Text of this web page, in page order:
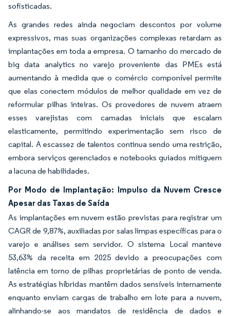
sofisticadas.
As grandes redes ainda negociam descontos por volume
expressivos, mas suas organizações complexas retardam as
implantações em toda a empresa. O tamanho do mercado de
big data analytics no varejo proveniente das PMEs está
aumentando à medida que o comércio componível permite
que elas conectem módulos de melhor qualidade em vez de
reformular pilhas inteiras. Os provedores de nuvem atraem
esses varejistas com camadas iniciais que escalam
elasticamente, permitindo experimentação sem risco de
capital. A escassez de talentos continua sendo uma restrição,
embora serviços gerenciados e notebooks guiados mitiguem
a lacuna de habilidades.
Por Modo de Implantação: Impulso da Nuvem Cresce
Apesar das Taxas de Saída
As implantações em nuvem estão previstas para registrar um
CAGR de 9,87%, auxiliadas por salas limpas específicas para o
varejo e análises sem servidor. O sistema Local manteve
53,63% da receita em 2025 devido a preocupações com
latência em torno de pilhas proprietárias de ponto de venda.
As estratégias híbridas mantêm dados sensíveis internamente
enquanto enviam cargas de trabalho em lote para a nuvem,
alinhando-se aos mandatos de residência de dados e